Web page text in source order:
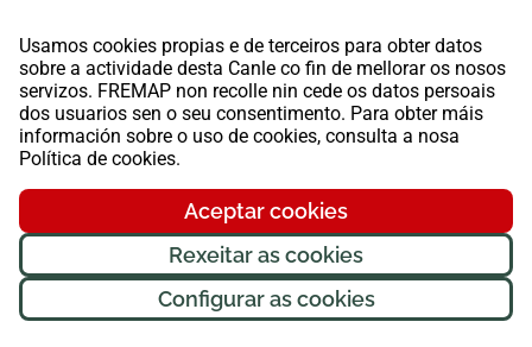
Usamos cookies propias e de terceiros para obter datos
sobre a actividade desta Canle co fin de mellorar os nosos
servizos. FREMAP non recolle nin cede os datos persoais
dos usuarios sen o seu consentimento. Para obter máis
información sobre o uso de cookies, consulta a nosa
Política de cookies.
Aceptar cookies
Rexeitar as cookies
Configurar as cookies
FREMAP Ⓒ Todos os dereitos reservados